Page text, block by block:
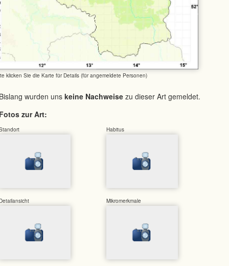
klicken Sie die Karte für Details (für angemeldete Personen)
wurden uns keine Nachweise zu dieser Art gemeldet.
zur Art:
Habitus
Mikromerkmale